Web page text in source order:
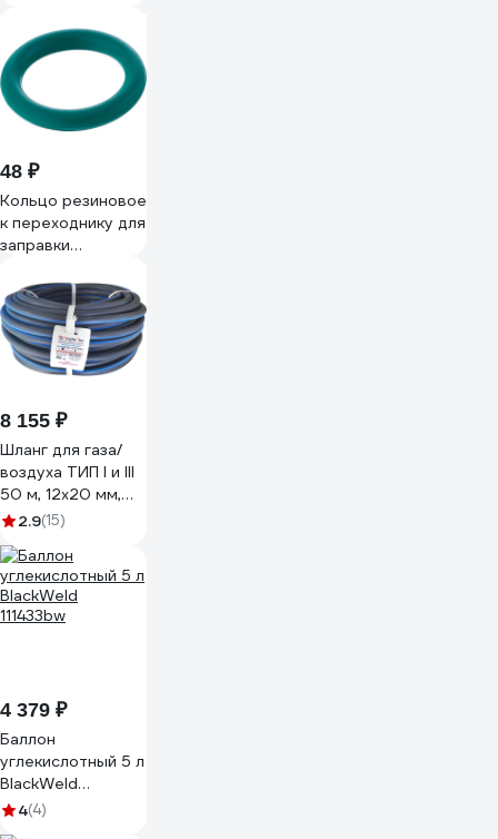
48 ₽
Кольцо резиновое
к переходнику для
заправки
00000043019
8 155 ₽
Шланг для газа/
воздуха ТИП I и III
50 м, 12х20 мм,
20 атм Berginflex
2.9(15)
4 379 ₽
Баллон
углекислотный 5 л
BlackWeld
111433bw
4(4)